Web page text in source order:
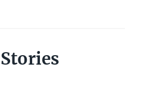
Stories